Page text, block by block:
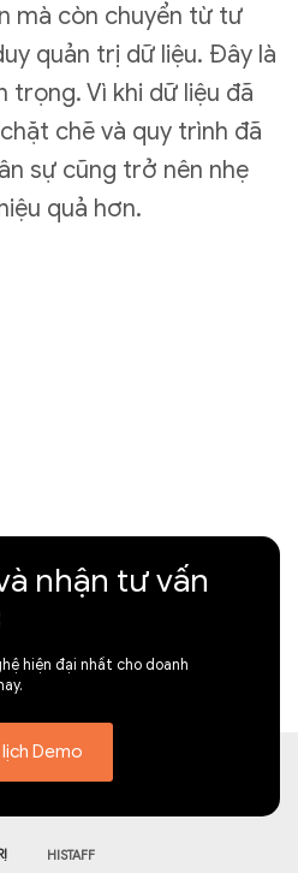
mà còn chuyển từ tư
quản trị dữ liệu. Đây là
trọng. Vì khi dữ liệu đã
chẽ và quy trình đã
sự cũng trở nên nhẹ
quả hơn.
nhận tư vấn
hiện đại nhất cho doanh
lịch Demo
HISTAFF